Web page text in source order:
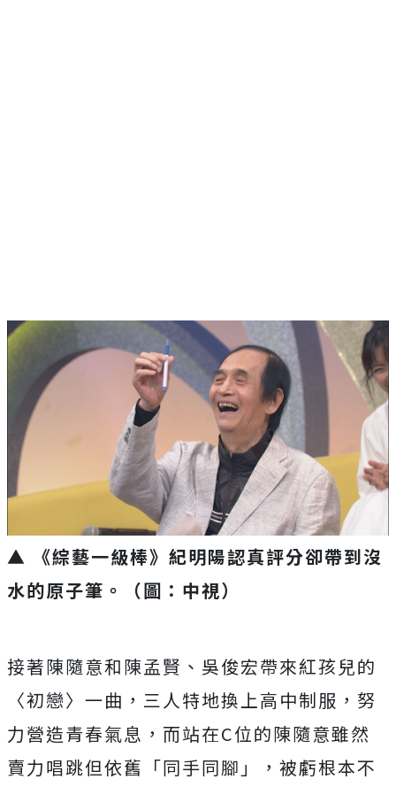
▲ 《綜藝一級棒》紀明陽認真評分卻帶到沒
水的原子筆。（圖：中視）
接著陳隨意和陳孟賢、吳俊宏帶來紅孩兒的
〈初戀〉一曲， 三人特地換上高中制服，努
力營造青春氣息，而站在C位的陳隨意雖然
賣力唱跳但依舊「同手同腳」，被虧根本不